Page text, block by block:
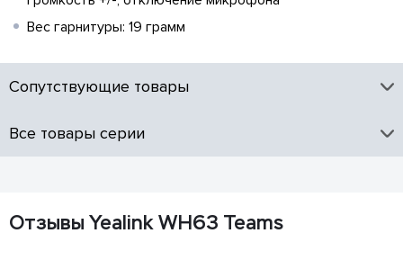
Вес гарнитуры: 19 грамм
Сопутствующие товары
Все товары серии
Отзывы Yealink WH63 Teams